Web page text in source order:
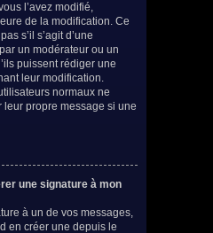
l’avez modifié,
de la modification. Ce
s’il s’agit d’une
un modérateur ou un
puissent rédiger une
leur modification.
normaux ne
propre message si une
une signature à mon
à un de vos messages,
en créer une depuis le